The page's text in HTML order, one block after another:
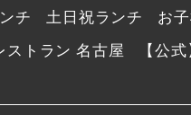
チ 土日祝ランチ
お
ストラン 名古屋 【公